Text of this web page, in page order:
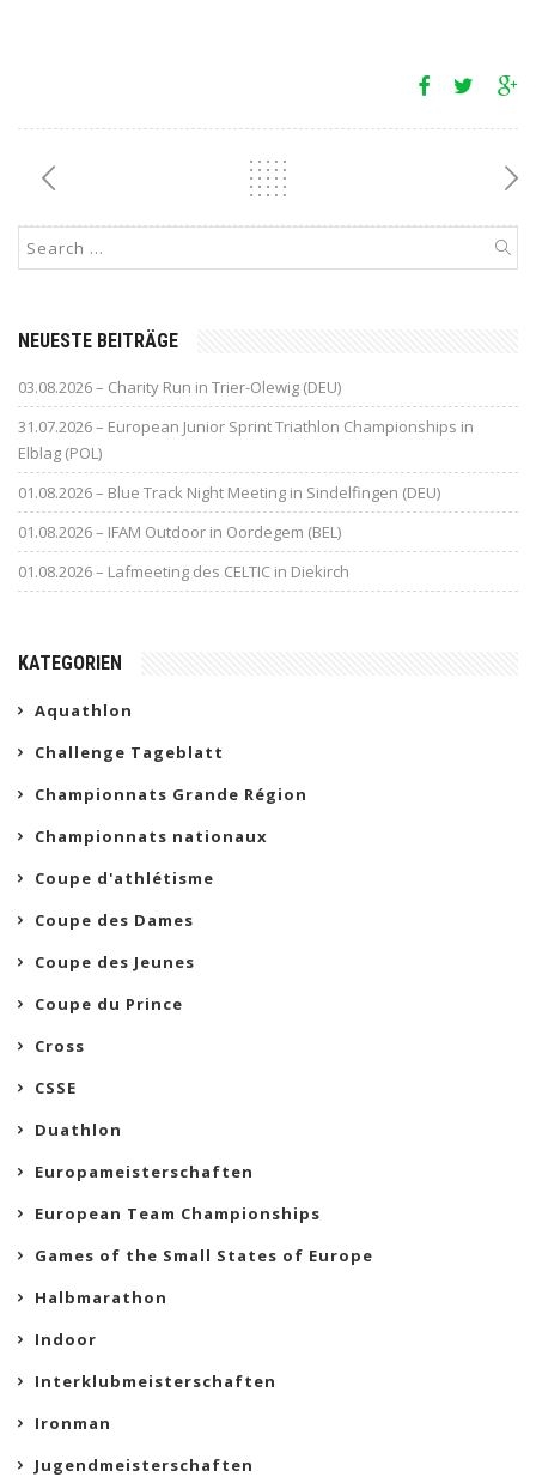
NEUESTE BEITRÄGE
03.08.2026 – Charity Run in Trier-Olewig (DEU)
31.07.2026 – European Junior Sprint Triathlon Championships in
Elblag (POL)
01.08.2026 – Blue Track Night Meeting in Sindelfingen (DEU)
01.08.2026 – IFAM Outdoor in Oordegem (BEL)
01.08.2026 – Lafmeeting des CELTIC in Diekirch
KATEGORIEN
Aquathlon
Challenge Tageblatt
Championnats Grande Région
Championnats nationaux
Coupe d'athlétisme
Coupe des Dames
Coupe des Jeunes
Coupe du Prince
Cross
CSSE
Duathlon
Europameisterschaften
European Team Championships
Games of the Small States of Europe
Halbmarathon
Indoor
Interklubmeisterschaften
Ironman
Jugendmeisterschaften